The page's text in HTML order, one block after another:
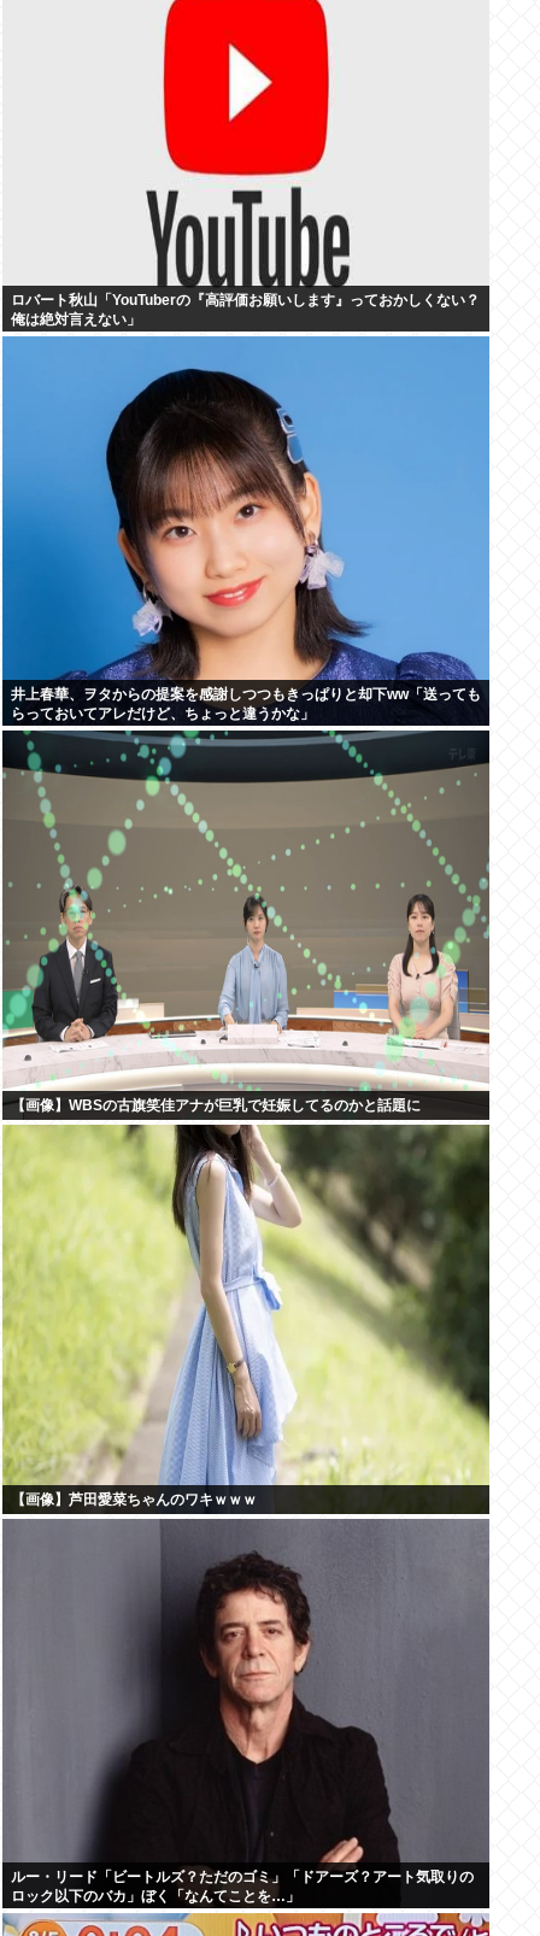
ロバート秋山「YouTuberの『高評価お願いします』っておかしくない？
俺は絶対言えない」
井上春華、ヲタからの提案を感謝しつつもきっぱりと却下ww「送っても
らっておいてアレだけど、ちょっと違うかな」
【画像】WBSの古旗笑佳アナが巨乳で妊娠してるのかと話題に
【画像】芦田愛菜ちゃんのワキｗｗｗ
ルー・リード「ビートルズ？ただのゴミ」「ドアーズ？アート気取りの
ロック以下のバカ」ぼく「なんてことを…」